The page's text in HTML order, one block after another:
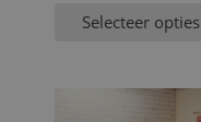
Selecteer opties